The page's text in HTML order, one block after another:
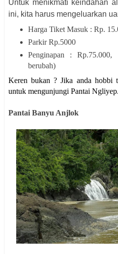
Untuk menikmati keindahan
ini, kita harus mengeluarkan
Harga Tiket Masuk : Rp.
Parkir Rp.5000
Penginapan : Rp.75.000,
berubah)
Keren bukan ? Jika anda hobbi
untuk mengunjungi Pantai Ngliyep.
Pantai Banyu Anjlok